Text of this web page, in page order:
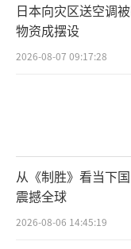
日本向灾区送空调
物资成摆设
2026-08-07 09:17:28
从《制胜》看当下
震撼全球
2026-08-06 14:45:19